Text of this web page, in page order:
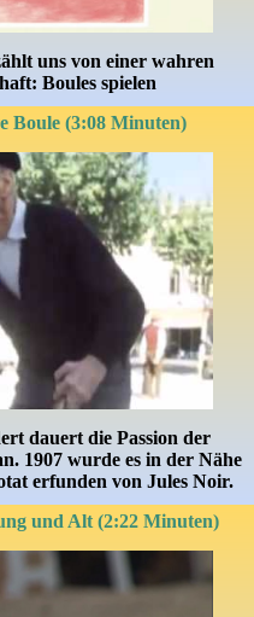
uns von einer wahren
Boules spielen
Boule (3:08 Minuten)
dauert die Passion der
1907 wurde es in der Nähe
erfunden von Jules Noir.
und Alt (2:22 Minuten)